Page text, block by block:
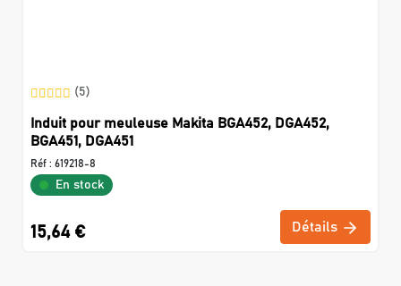
(5)
Induit pour meuleuse Makita BGA452, DGA452,
BGA451, DGA451
Réf : 619218-8
En stock
15,64 € Détails